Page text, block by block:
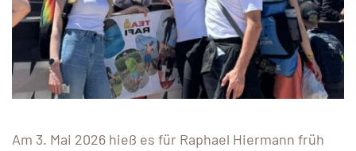
Am 3. Mai 2026 hieß es für Raphael Hiermann früh